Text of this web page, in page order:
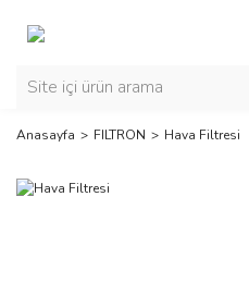
Anasayfa FILTRON Hava Filtresi